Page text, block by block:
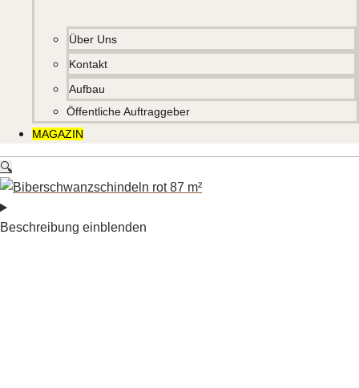
Über Uns
Kontakt
Aufbau
Öffentliche Auftraggeber
MAGAZIN
🔍
Beschreibung einblenden